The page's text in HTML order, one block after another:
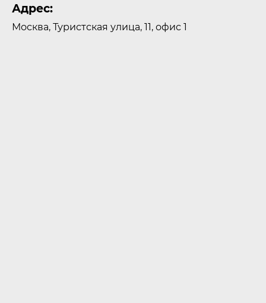
Адрес:
Москва, Туристская улица, 11, офис 1